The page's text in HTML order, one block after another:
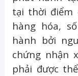
tại thời điểm
hàng hóa,
hành bởi
chứng nhận
phải được